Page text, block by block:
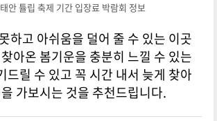
안 튤립 축제 기간 입장료 박람회 정보
하고 아쉬움을 덜어 줄 수 있는 이곳
아온 봄기운을 충분히 느낄 수 있는
드릴 수 있고 꼭 시간 내서 늦게 찾아
가보시는 것을 추천드립니다.